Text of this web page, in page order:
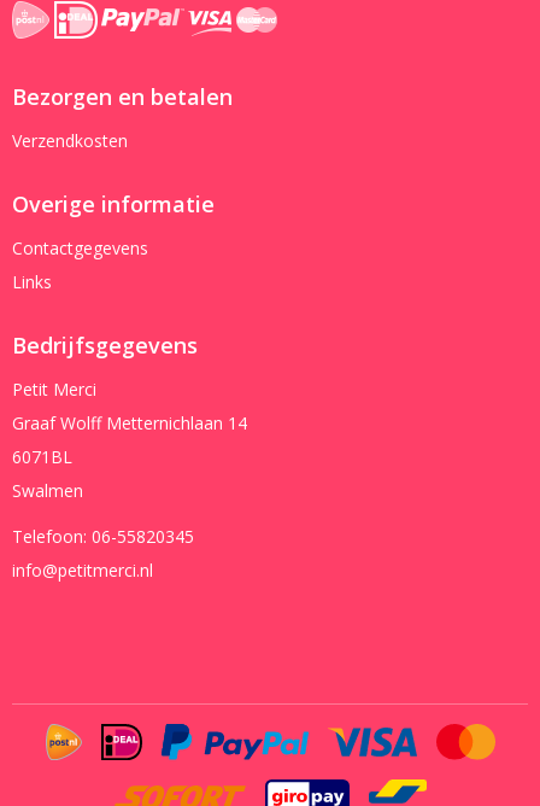
Bezorgen en betalen
Verzendkosten
Overige informatie
Contactgegevens
Links
Bedrijfsgegevens
Petit Merci
Graaf Wolff Metternichlaan 14
6071BL
Swalmen
Telefoon: 06-55820345
info@petitmerci.nl